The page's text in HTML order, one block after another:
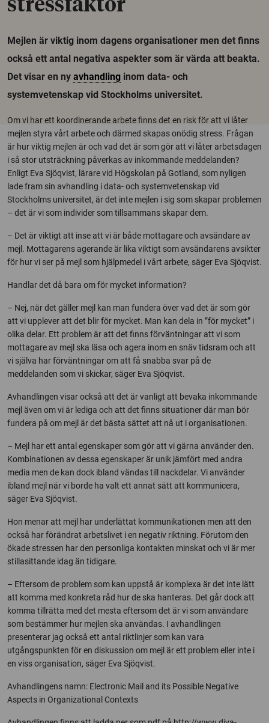
stressfaktor
Mejlen är viktig inom dagens organisationer men det finns
också ett antal negativa aspekter som är värda att beakta.
Det visar en ny avhandling inom data- och
systemvetenskap vid Stockholms universitet.
Om vi har ett koordinerande arbete finns det en risk för att vi låter
mejlen styra vårt arbete och därmed skapas onödig stress. Frågan
är hur viktig mejlen är och vad det är som gör att vi låter arbetsdagen
i så stor utsträckning påverkas av inkommande meddelanden?
Enligt Eva Sjöqvist, lärare vid Högskolan på Gotland, som nyligen
lade fram sin avhandling i data- och systemvetenskap vid
Stockholms universitet, är det inte mejlen i sig som skapar problemen
– det är vi som individer som tillsammans skapar dem.
– Det är viktigt att inse att vi är både mottagare och avsändare av
mejl. Mottagarens agerande är lika viktigt som avsändarens avsikter
för hur vi ser på mejl som hjälpmedel i vårt arbete, säger Eva Sjöqvist.
Handlar det då bara om för mycket information?
– Nej, när det gäller mejl kan man fundera över vad det är som gör
att vi upplever att det blir för mycket. Man kan dela in ”för mycket” i
olika delar. Ett problem är att det finns förväntningar att vi som
mottagare av mejl ska läsa och agera inom en snäv tidsram och att
vi själva har förväntningar om att få snabba svar på de
meddelanden som vi skickar, säger Eva Sjöqvist.
Avhandlingen visar också att det är vanligt att bevaka inkommande
mejl även om vi är lediga och att det finns situationer där man bör
fundera på om mejl är det bästa sättet att nå ut i organisationen.
– Mejl har ett antal egenskaper som gör att vi gärna använder den.
Kombinationen av dessa egenskaper är unik jämfört med andra
media men de kan dock ibland vändas till nackdelar. Vi använder
ibland mejl när vi borde ha valt ett annat sätt att kommunicera,
säger Eva Sjöqvist.
Hon menar att mejl har underlättat kommunikationen men att den
också har förändrat arbetslivet i en negativ riktning. Förutom den
ökade stressen har den personliga kontakten minskat och vi är mer
stillasittande idag än tidigare.
– Eftersom de problem som kan uppstå är komplexa är det inte lätt
att komma med konkreta råd hur de ska hanteras. Det går dock att
komma tillrätta med det mesta eftersom det är vi som användare
som bestämmer hur mejlen ska användas. I avhandlingen
presenterar jag också ett antal riktlinjer som kan vara
utgångspunkten för en diskussion om mejl är ett problem eller inte i
en viss organisation, säger Eva Sjöqvist.
Avhandlingens namn: Electronic Mail and its Possible Negative
Aspects in Organizational Contexts